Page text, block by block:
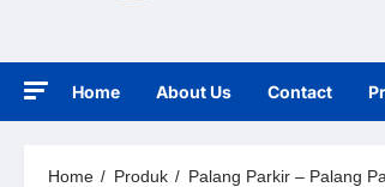
Home About Us Contact
Home Produk Palang Parkir – Palang